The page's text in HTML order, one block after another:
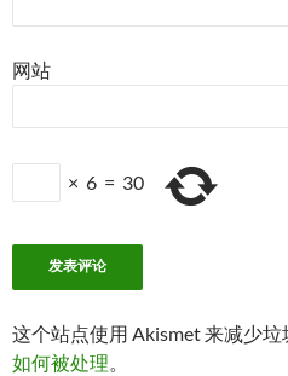
网站
× 6 = 30
这个站点使用 Akismet 来减少垃
如何被处理。